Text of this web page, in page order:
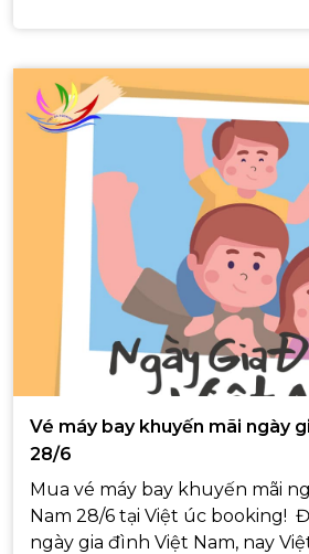
Vé máy bay khuyến mãi ngày
28/6
Mua vé máy bay khuyến mãi
Nam 28/6 tại Việt úc booking!
ngày gia đình Việt Nam, nay